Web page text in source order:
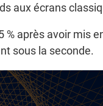
aux écrans
après avoir mis
sous la seconde.